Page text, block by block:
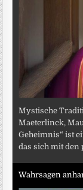
Mystische
Maeterlinck,
Geheimnis“ ist
das sich mit den
Wahrsagen